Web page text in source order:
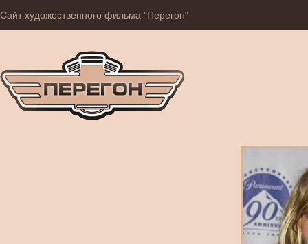
Сайт художественного фильма "Перегон"